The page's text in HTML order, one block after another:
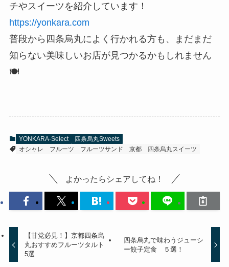
チやスイーツを紹介しています！
https://yonkara.com
普段から四条烏丸によく行かれる方も、まだまだ
知らない美味しいお店が見つかるかもしれません
🍽
YONKARA-Select
四条烏丸Sweets
オシャレ
フルーツ フルーツサンド 京都 四条烏丸スイーツ
よかったらシェアしてね！
【甘党必見！】京都四条烏
丸おすすめフルーツタルト
5選
四条烏丸で味わうジューシ
ー餃子定食 ５選！